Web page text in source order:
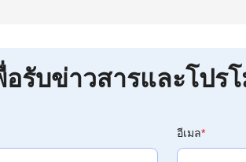
อรับข่าวสารและโปร
อีเมล*